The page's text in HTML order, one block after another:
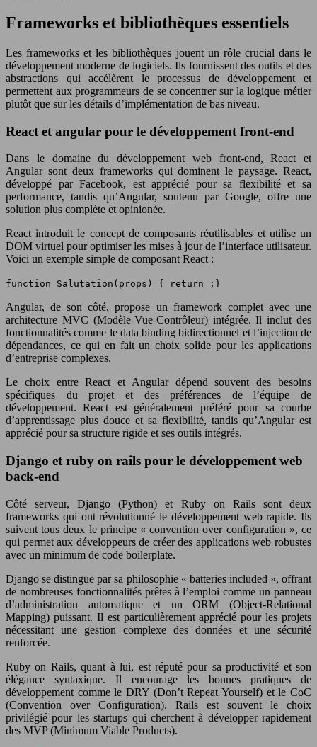
Frameworks et bibliothèques essentiels
Les frameworks et les bibliothèques jouent un rôle crucial dans le
développement moderne de logiciels. Ils fournissent des outils et des
abstractions qui accélèrent le processus de développement et
permettent aux programmeurs de se concentrer sur la logique métier
plutôt que sur les détails d’implémentation de bas niveau.
React et angular pour le développement front-end
Dans le domaine du développement web front-end, React et
Angular sont deux frameworks qui dominent le paysage. React,
développé par Facebook, est apprécié pour sa flexibilité et sa
performance, tandis qu’Angular, soutenu par Google, offre une
solution plus complète et opinionée.
React introduit le concept de composants réutilisables et utilise un
DOM virtuel pour optimiser les mises à jour de l’interface utilisateur.
Voici un exemple simple de composant React :
function Salutation(props) { return ;}
Angular, de son côté, propose un framework complet avec une
architecture MVC (Modèle-Vue-Contrôleur) intégrée. Il inclut des
fonctionnalités comme le data binding bidirectionnel et l’injection de
dépendances, ce qui en fait un choix solide pour les applications
d’entreprise complexes.
Le choix entre React et Angular dépend souvent des besoins
spécifiques du projet et des préférences de l’équipe de
développement. React est généralement préféré pour sa courbe
d’apprentissage plus douce et sa flexibilité, tandis qu’Angular est
apprécié pour sa structure rigide et ses outils intégrés.
Django et ruby on rails pour le développement web
back-end
Côté serveur, Django (Python) et Ruby on Rails sont deux
frameworks qui ont révolutionné le développement web rapide. Ils
suivent tous deux le principe « convention over configuration », ce
qui permet aux développeurs de créer des applications web robustes
avec un minimum de code boilerplate.
Django se distingue par sa philosophie « batteries included », offrant
de nombreuses fonctionnalités prêtes à l’emploi comme un panneau
d’administration automatique et un ORM (Object-Relational
Mapping) puissant. Il est particulièrement apprécié pour les projets
nécessitant une gestion complexe des données et une sécurité
renforcée.
Ruby on Rails, quant à lui, est réputé pour sa productivité et son
élégance syntaxique. Il encourage les bonnes pratiques de
développement comme le DRY (Don’t Repeat Yourself) et le CoC
(Convention over Configuration). Rails est souvent le choix
privilégié pour les startups qui cherchent à développer rapidement
des MVP (Minimum Viable Products).